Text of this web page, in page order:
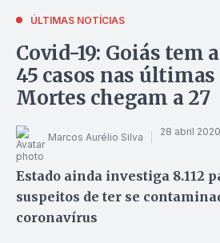
ÚLTIMAS NOTÍCIAS
Covid-19: Goiás tem
45 casos nas
Mortes chegam a 27
Marcos Aurélio Silva 28 abril
Estado ainda investiga 8.112
suspeitos de ter se
coronavírus